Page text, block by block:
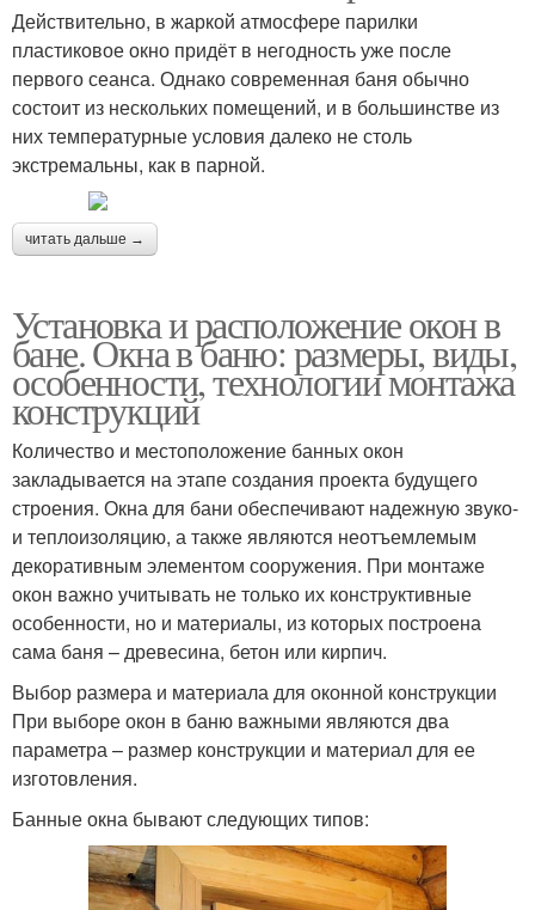
Действительно, в жаркой атмосфере парилки
пластиковое окно придёт в негодность уже после
первого сеанса. Однако современная баня обычно
состоит из нескольких помещений, и в большинстве из
них температурные условия далеко не столь
экстремальны, как в парной.
читать дальше →
Установка и расположение окон в
бане. Окна в баню: размеры, виды,
особенности, технологии монтажа
конструкций
Количество и местоположение банных окон
закладывается на этапе создания проекта будущего
строения. Окна для бани обеспечивают надежную звуко-
и теплоизоляцию, а также являются неотъемлемым
декоративным элементом сооружения. При монтаже
окон важно учитывать не только их конструктивные
особенности, но и материалы, из которых построена
сама баня – древесина, бетон или кирпич.
Выбор размера и материала для оконной конструкции
При выборе окон в баню важными являются два
параметра – размер конструкции и материал для ее
изготовления.
Банные окна бывают следующих типов: